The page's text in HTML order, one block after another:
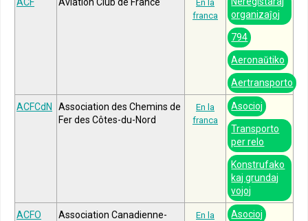
En la
franca
organizaĵoj
794
Aeronaŭtiko
Aertransporto
ACFCdN
Association des Chemins de
Fer des Côtes-du-Nord
En la
franca
Asocioj
Transporto
per relo
Konstrufako
kaj grundaj
vojoj
ACFO
Association Canadienne-
En la
Asocioj